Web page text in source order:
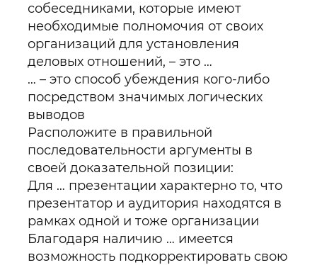
собеседниками, которые имеют
необходимые полномочия от своих
организаций для установления
деловых отношений, – это …
… – это способ убеждения кого-либо
посредством значимых логических
выводов
Расположите в правильной
последовательности аргументы в
своей доказательной позиции:
Для … презентации характерно то, что
презентатор и аудитория находятся в
рамках одной и тоже организации
Благодаря наличию … имеется
возможность подкорректировать свою